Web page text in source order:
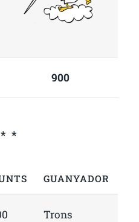
900
GUANYADOR
Trons